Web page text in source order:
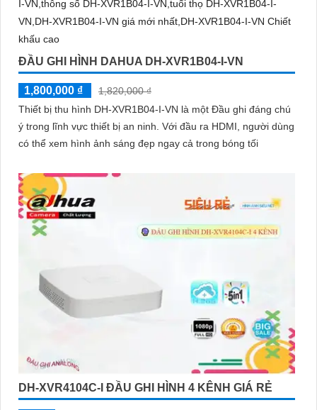
ĐẦU GHI HÌNH DAHUA DH-XVR1B04-I-VN
1,800,000 ₫
1,820,000 ₫
Thiết bị thu hình DH-XVR1B04-I-VN là một Đầu ghi đáng chú
ý trong lĩnh vực thiết bị an ninh. Với đầu ra HDMI, người dùng
có thể xem hình ảnh sáng đẹp ngay cả trong bóng tối
DH-XVR4104C-I ĐẦU GHI HÌNH 4 KÊNH GIÁ RẺ